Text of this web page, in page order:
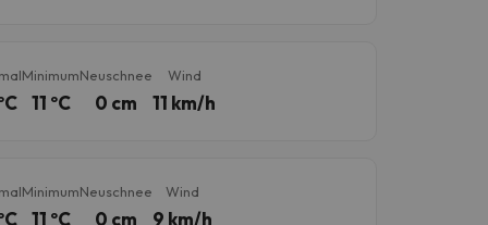
Minimum
11 ºC
Neuschnee
0 cm
Wind
11 km/h
Minimum
11 ºC
Neuschnee
0 cm
Wind
9 km/h